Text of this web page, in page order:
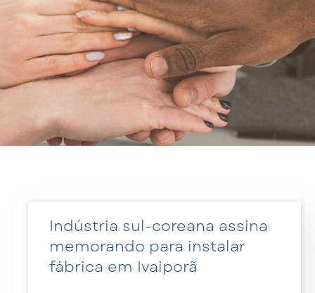
Indústria sul-coreana assina
memorando para instalar
fábrica em Ivaiporã